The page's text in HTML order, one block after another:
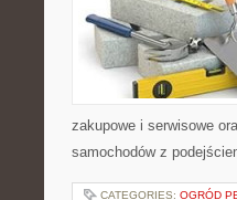
zakupowe i serwisowe
samochodów z
CATEGORIES: OGRÓD